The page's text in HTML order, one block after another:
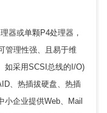
或单颗P4处理器，
管理性强、且易于维
如采用SCSI总线的I/O)
、热插拔硬盘、热插
企业提供Web、Mail